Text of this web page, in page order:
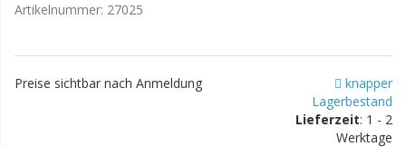
Artikelnummer: 27025
Preise sichtbar nach Anmeldung
knapper
Lagerbestand
Lieferzeit: 1 - 2
Werktage